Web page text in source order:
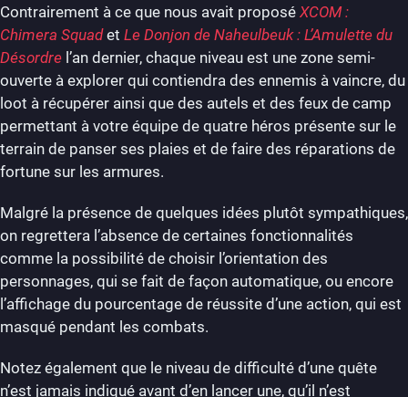
Contrairement à ce que nous avait proposé XCOM :
Chimera Squadet Le Donjon de Naheulbeuk : L’Amulette du
Désordre l’an dernier, chaque niveau est une zone semi-
ouverte à explorer qui contiendra des ennemis à vaincre, du
loot à récupérer ainsi que des autels et des feux de camp
permettant à votre équipe de quatre héros présente sur le
terrain de panser ses plaies et de faire des réparations de
fortune sur les armures.
Malgré la présence de quelques idées plutôt sympathiques,
on regrettera l’absence de certaines fonctionnalités
comme la possibilité de choisir l’orientation des
personnages, qui se fait de façon automatique, ou encore
l’affichage du pourcentage de réussite d’une action, qui est
masqué pendant les combats.
Notez également que le niveau de difficulté d’une quête
n’est jamais indiqué avant d’en lancer une, qu’il n’est